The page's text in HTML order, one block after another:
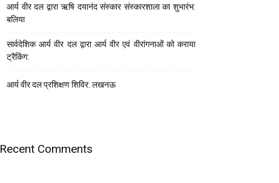
आर्य वीर दल द्वारा ऋषि दयानंद संस्कार संस्कारशाला का शुभारंभ:
बलिया
सार्वदेशिक आर्य वीर दल द्वारा आर्य वीर एवं वीरांगनाओं को कराया
ट्रैकिंग:
आर्य वीर दल प्रशिक्षण शिविर: लखनऊ
Recent Comments